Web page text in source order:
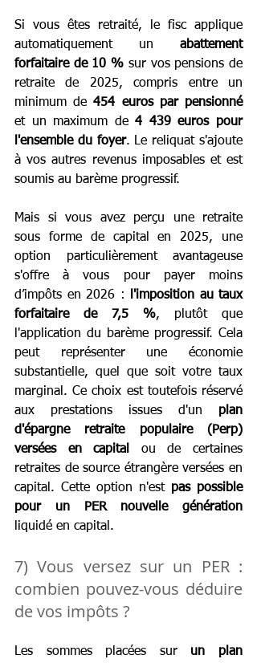
Si vous êtes retraité, le fisc applique
automatiquement un abattement
forfaitaire de 10 % sur vos pensions de
retraite de 2025, compris entre un
minimum de 454 euros par pensionné
et un maximum de 4 439 euros pour
l'ensemble du foyer. Le reliquat s'ajoute
à vos autres revenus imposables et est
soumis au barème progressif.
Mais si vous avez perçu une retraite
sous forme de capital en 2025, une
option particulièrement avantageuse
s'offre à vous pour payer moins
d’impôts en 2026 :
l'imposition au taux
forfaitaire de 7,5 %, plutôt que
l'application du barème progressif. Cela
peut représenter une économie
substantielle, quel que soit votre taux
marginal. Ce choix est toutefois réservé
aux prestations issues d'un plan
d'épargne retraite populaire (Perp)
versées en capital
ou de certaines
retraites de source étrangère versées en
capital. Cette option n'est pas possible
pour un PER nouvelle génération
liquidé en capital.
7) Vous versez sur un PER :
combien pouvez-vous déduire
de vos impôts ?
Les sommes placées sur un plan